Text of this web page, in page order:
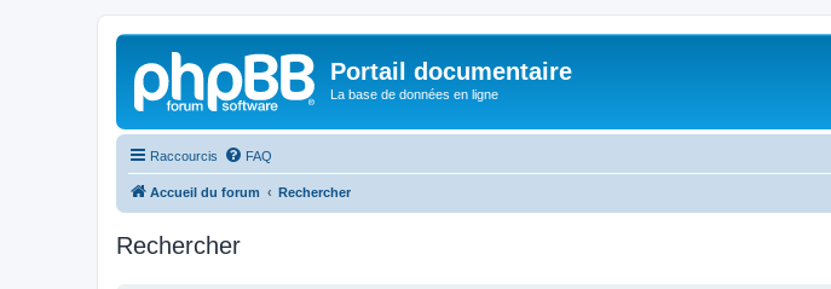
Portail documentaire
La base de données en ligne
Raccourcis FAQ
Accueil du forum Rechercher
Rechercher